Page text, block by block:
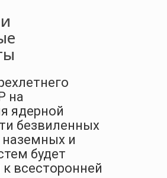
на
ядерной
безвиленных
и
будет
всесторонней